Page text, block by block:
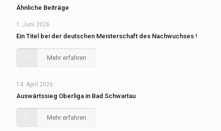
Ähnliche Beiträge
1. Juni 2026
Ein Titel bei der deutschen Meisterschaft des Nachwuchses !
Mehr erfahren
14. April 2026
Auswärtssieg Oberliga in Bad Schwartau
Mehr erfahren